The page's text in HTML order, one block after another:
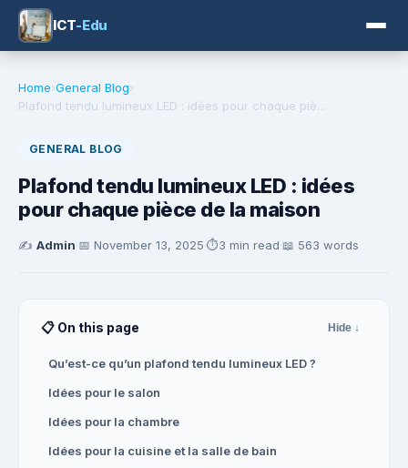
ICT-Edu
Home›General Blog›
Plafond tendu lumineux LED : idées pour chaque piè...
GENERAL BLOG
Plafond tendu lumineux LED : idées
pour chaque pièce de la maison
✍️ Admin·📅 November 13, 2025·⏱️3 min read·📖 563 words
📋 On this page Hide ↓
Qu’est-ce qu’un plafond tendu lumineux LED ?
Idées pour le salon
Idées pour la chambre
Idées pour la cuisine et la salle de bain